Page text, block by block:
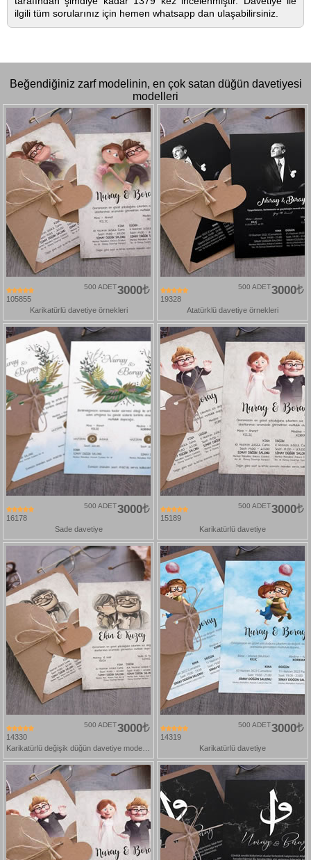
ilgili tüm sorularınız için hemen whatsapp dan ulaşabilirsiniz.
Beğendiğiniz zarf modelinin, en çok satan düğün davetiyesi
modelleri
105855
3000
500 ADET
Karikatürlü davetiye örnekleri
19328
3000
500 ADET
Atatürklü davetiye örnekleri
16178
3000
500 ADET
Sade davetiye
15189
3000
500 ADET
Karikatürlü davetiye
14330
3000
500 ADET
14319
3000
500 ADET
Karikatürlü davetiye